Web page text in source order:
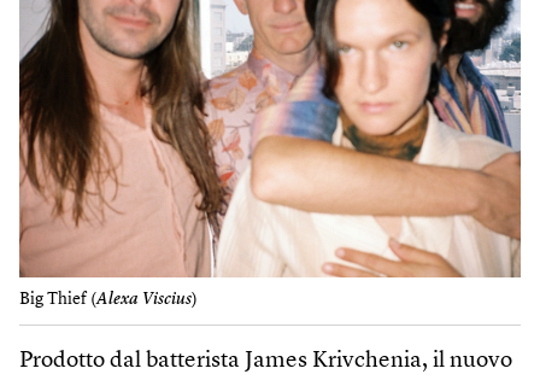
Big Thief (Alexa Viscius)
Prodotto dal batterista James Krivchenia, il nuovo